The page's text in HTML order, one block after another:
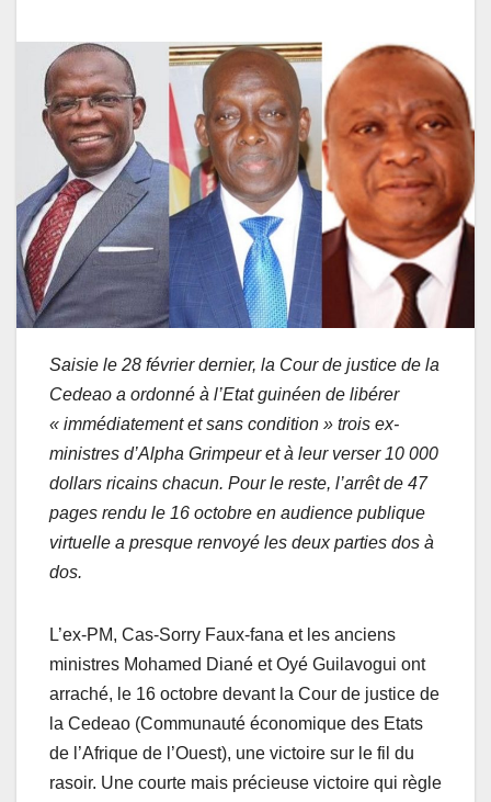
Saisie le 28 février dernier, la Cour de justice de la
Cedeao a ordonné à l’Etat guinéen de libérer
« immédiatement et sans condition » trois ex-
ministres d’Alpha Grimpeur et à leur verser 10 000
dollars ricains chacun. Pour le reste, l’arrêt de 47
pages rendu le 16 octobre en audience publique
virtuelle a presque renvoyé les deux parties dos à
dos.
L’ex-PM, Cas-Sorry Faux-fana et les anciens
ministres Mohamed Diané et Oyé Guilavogui ont
arraché, le 16 octobre devant la Cour de justice de
la Cedeao (Communauté économique des Etats
de l’Afrique de l’Ouest), une victoire sur le fil du
rasoir. Une courte mais précieuse victoire qui règle